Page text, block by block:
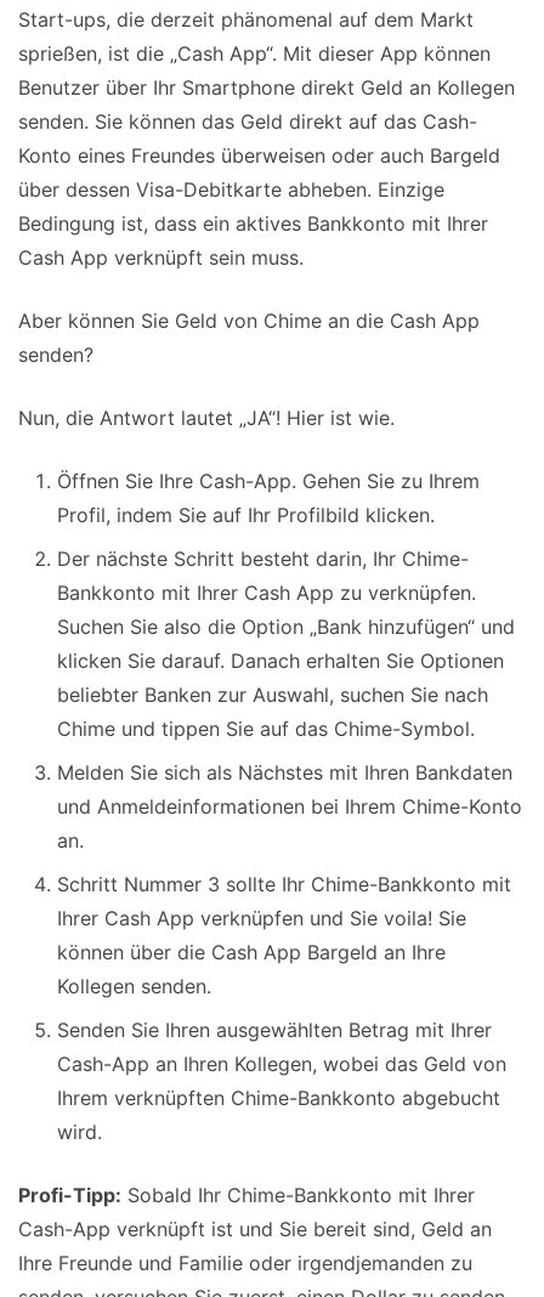
Start-ups, die derzeit phänomenal auf dem Markt
sprießen, ist die „Cash App“. Mit dieser App können
Benutzer über Ihr Smartphone direkt Geld an Kollegen
senden. Sie können das Geld direkt auf das Cash-
Konto eines Freundes überweisen oder auch Bargeld
über dessen Visa-Debitkarte abheben. Einzige
Bedingung ist, dass ein aktives Bankkonto mit Ihrer
Cash App verknüpft sein muss.
Aber können Sie Geld von Chime an die Cash App
senden?
Nun, die Antwort lautet „JA“! Hier ist wie.
Öffnen Sie Ihre Cash-App. Gehen Sie zu Ihrem
Profil, indem Sie auf Ihr Profilbild klicken.
Der nächste Schritt besteht darin, Ihr Chime-
Bankkonto mit Ihrer Cash App zu verknüpfen.
Suchen Sie also die Option „Bank hinzufügen“ und
klicken Sie darauf. Danach erhalten Sie Optionen
beliebter Banken zur Auswahl, suchen Sie nach
Chime und tippen Sie auf das Chime-Symbol.
Melden Sie sich als Nächstes mit Ihren Bankdaten
und Anmeldeinformationen bei Ihrem Chime-Konto
an.
Schritt Nummer 3 sollte Ihr Chime-Bankkonto mit
Ihrer Cash App verknüpfen und Sie voila! Sie
können über die Cash App Bargeld an Ihre
Kollegen senden.
Senden Sie Ihren ausgewählten Betrag mit Ihrer
Cash-App an Ihren Kollegen, wobei das Geld von
Ihrem verknüpften Chime-Bankkonto abgebucht
wird.
Profi-Tipp: Sobald Ihr Chime-Bankkonto mit Ihrer
Cash-App verknüpft ist und Sie bereit sind, Geld an
Ihre Freunde und Familie oder irgendjemanden zu